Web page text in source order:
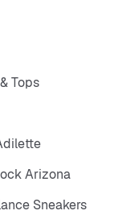
Tops
Arizona
Sneakers